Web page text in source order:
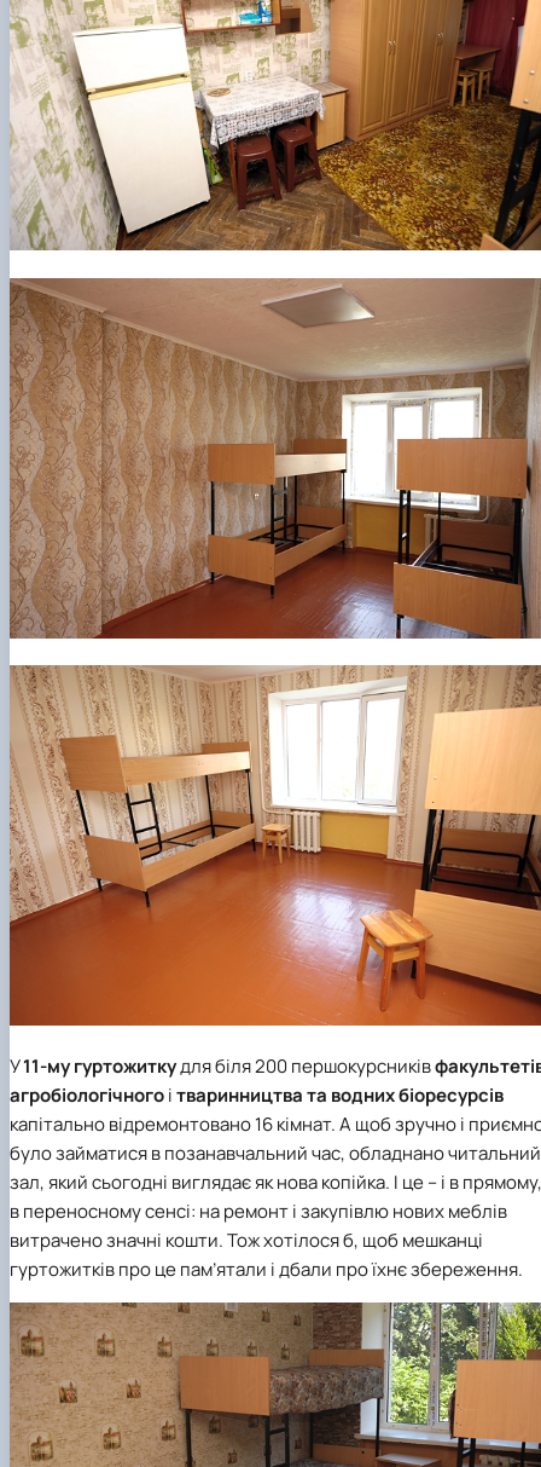
У11-му гуртожиткудля біля 200 першокурсників
агробіологічногоітваринництва та водних біоресурсів
капітально відремонтовано 16 кімнат. А щоб зручно і
було займатися в позанавчальний час, обладнано читальний
зал, який сьогодні виглядає як нова копійка. І це – і в прямому,
в переносному сенсі: на ремонт і закупівлю нових меблів
витрачено значні кошти. Тож хотілося б, щоб мешканці
гуртожитків про це пам’ятали і дбали про їхнє збереження.